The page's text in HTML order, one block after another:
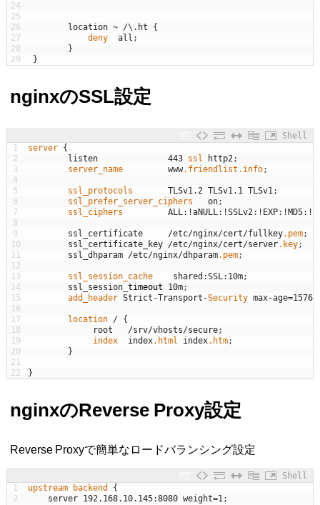
24
25
26
27
28
29
location ~ /\ . ht
{
deny all ;
}
}
nginxのSSL設定
Shell
1
2
3
4
5
6
7
8
9
10
11
12
13
14
15
16
17
18
19
20
21
22
server {
listen
443 ssl http2;
server_name www.friendlist .info;
ssl_protocols TLSv1.2 TLSv1. 1 TLSv1;
ssl_prefer_server_ciphers on;
ssl_ciphers ALL: !aNULL: !SSLv2: ! EXP: ! MD5: !
ssl_certificate /etc/nginx/cert/fullkey.pem;
ssl_certificate_key /etc/nginx/cert/server.key;
ssl_dhparam /etc/nginx/dhparam.pem;
ssl_session_cache shared :SSL: 10m;
ssl_session_ timeout 10m;
add_header Strict -Transport -Security max-age=
location / {
root
/srv/vhosts/secure;
index index.html index.htm;
}
}
nginxのReverse Proxy設定
Reverse Proxyで簡単なロードバランシング設定
Shell
1
2
upstream backend
{
server 192.168.10.145:8080 weight=1;